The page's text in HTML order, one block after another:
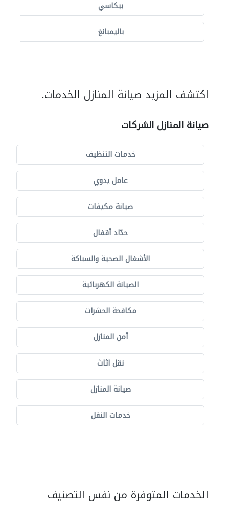
بيكاسي
باليمبانغ
اكتشف المزيد صيانة المنازل الخدمات.
صيانة المنازل الشركات
خدمات التنظيف
عامل يدوي
صيانة مكيفات
حدّاد أقفال
الأشغال الصحية والسباكة
الصيانة الكهربائية
مكافحة الحشرات
أمن المنازل
نقل اثاث
صيانة المنازل
خدمات النقل
الخدمات المتوفرة من نفس التصنيف